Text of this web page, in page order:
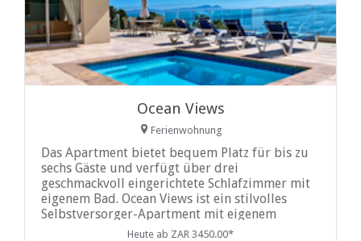
Ocean Views
Ferienwohnung
Das Apartment bietet bequem Platz für bis zu
sechs Gäste und verfügt über drei
geschmackvoll eingerichtete Schlafzimmer mit
eigenem Bad. Ocean Views ist ein stilvolles
Selbstversorger-Apartment mit eigenem
Eingang im mittleren Stockwerk einer eleganten
Heute ab ZAR 3450.00*